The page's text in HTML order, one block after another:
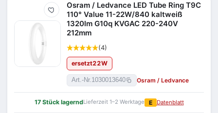
Merken
Osram / Ledvance LED Tube Ring T9C
110° Value 11-22W/840 kaltweiß
1320lm G10q KVGAC 220-240V
212mm
(4)
ersetzt22W
Art.-Nr.1030013640 Osram / Ledvance
17 Stück lagerndLieferzeit 1–2 Werktage E Datenblatt